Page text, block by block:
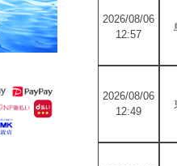
2026/08/06
12:57
2026/08/06
12:49